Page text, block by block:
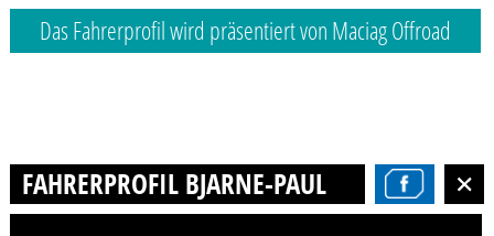
Das Fahrerprofil wird präsentiert von Maciag Offroad
FAHRERPROFIL BJARNE-PAUL LANGHANS